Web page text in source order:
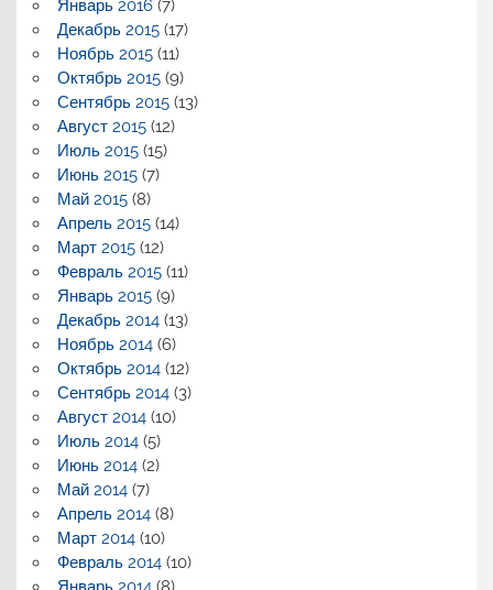
Январь 2016(7)
Декабрь 2015(17)
Ноябрь 2015(11)
Октябрь 2015(9)
Сентябрь 2015(13)
Август 2015(12)
Июль 2015(15)
Июнь 2015(7)
Май 2015(8)
Апрель 2015(14)
Март 2015(12)
Февраль 2015(11)
Январь 2015(9)
Декабрь 2014(13)
Ноябрь 2014(6)
Октябрь 2014(12)
Сентябрь 2014(3)
Август 2014(10)
Июль 2014(5)
Июнь 2014(2)
Май 2014(7)
Апрель 2014(8)
Март 2014(10)
Февраль 2014(10)